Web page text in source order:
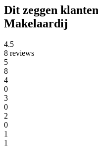
Dit zeggen
Makelaardij
4.5
8 reviews
5
8
4
0
3
0
2
0
1
1